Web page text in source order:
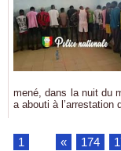
mené, dans la nuit du
a abouti à l’arrestation
1 « 174